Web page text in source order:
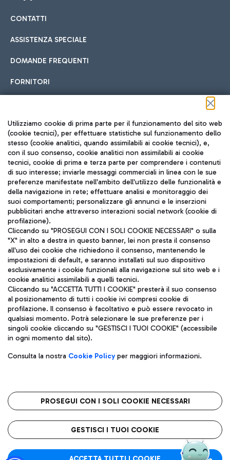
Cucina Internazionale
Fast Food
Pizza
Gelateria
Wine Bar & Sparkling
Hotel in aeroporto
Scegli l'alloggio più adatto e approfitta della vicinanza
all'aeroporto.
Car sharing
Con il Car Sharing è ancora più facile spostarsi
Treno
Raggiungi velocemente l'aeroporto di Fiumicino da Roma
tramite i servizi ferroviari Trenitalia.
Autobus
Scopri le linee di autobus per raggiungere l'aeroporto
Leonardo Da Vinci.
Raggiungi l’aeroporto senza pensieri con il servizio di taxi a
Ristoranti
Scopri la nostra offerta per una pausa gustosa in aeroporto
Mappa Aeroporto Fiumicino
CONTATTI
ASSISTENZA SPECIALE
DOMANDE FREQUENTI
FORNITORI
Seguici sui social
TRAVEL JOURNAL
ITA
Aeroporti di Roma S.p.A. - Società soggetta a direzione e
coordinamento di Mundys S.p.A.
Codice fiscale e Registro delle Imprese di Roma 13032990155 P.
IVA 06572251004
Capitale sociale 62.224.743,00 int. vers.
Sede legale: Via Pier Paolo Racchetti 1 - 00054 Fiumicino (RM)
telefono +39 06 65951
Privacy policy
Note legali
Roma FCO
L'aeroporto stellato
Utilizziamo cookie di prima parte per il funzionamento del sito web
(cookie tecnici), per effettuare statistiche sul funzionamento dello
stesso (cookie analitici, quando assimilabili ai cookie tecnici), e,
con il suo consenso, cookie analitici non assimilabili ai cookie
tecnici, cookie di prima e terza parte per comprendere i contenuti
di suo interesse; inviarle messaggi commerciali in linea con le sue
preferenze manifestate nell'ambito dell'utilizzo delle funzionalità e
della navigazione in rete; effettuare analisi e monitoraggio dei
suoi comportamenti; personalizzare gli annunci e le inserzioni
pubblicitari anche attraverso interazioni social network (cookie di
profilazione).
Cliccando su "PROSEGUI CON I SOLI COOKIE NECESSARI" o sulla
"X" in alto a destra in questo banner, lei non presta il consenso
all'uso dei cookie che richiedono il consenso, mantenendo le
impostazioni di default, e saranno installati sul suo dispositivo
esclusivamente i cookie funzionali alla navigazione sul sito web e i
cookie analitici assimilabili a quelli tecnici.
Cliccando su "ACCETTA TUTTI I COOKIE" presterà il suo consenso
al posizionamento di tutti i cookie ivi compresi cookie di
profilazione. Il consenso è facoltativo e può essere revocato in
qualsiasi momento. Potrà selezionare le sue preferenze per i
singoli cookie cliccando su "GESTISCI I TUOI COOKIE" (accessibile
in ogni momento dal sito).
Consulta la nostra Cookie Policyper maggiori informazioni.
PROSEGUI CON I SOLI COOKIE NECESSARI
GESTISCI I TUOI COOKIE